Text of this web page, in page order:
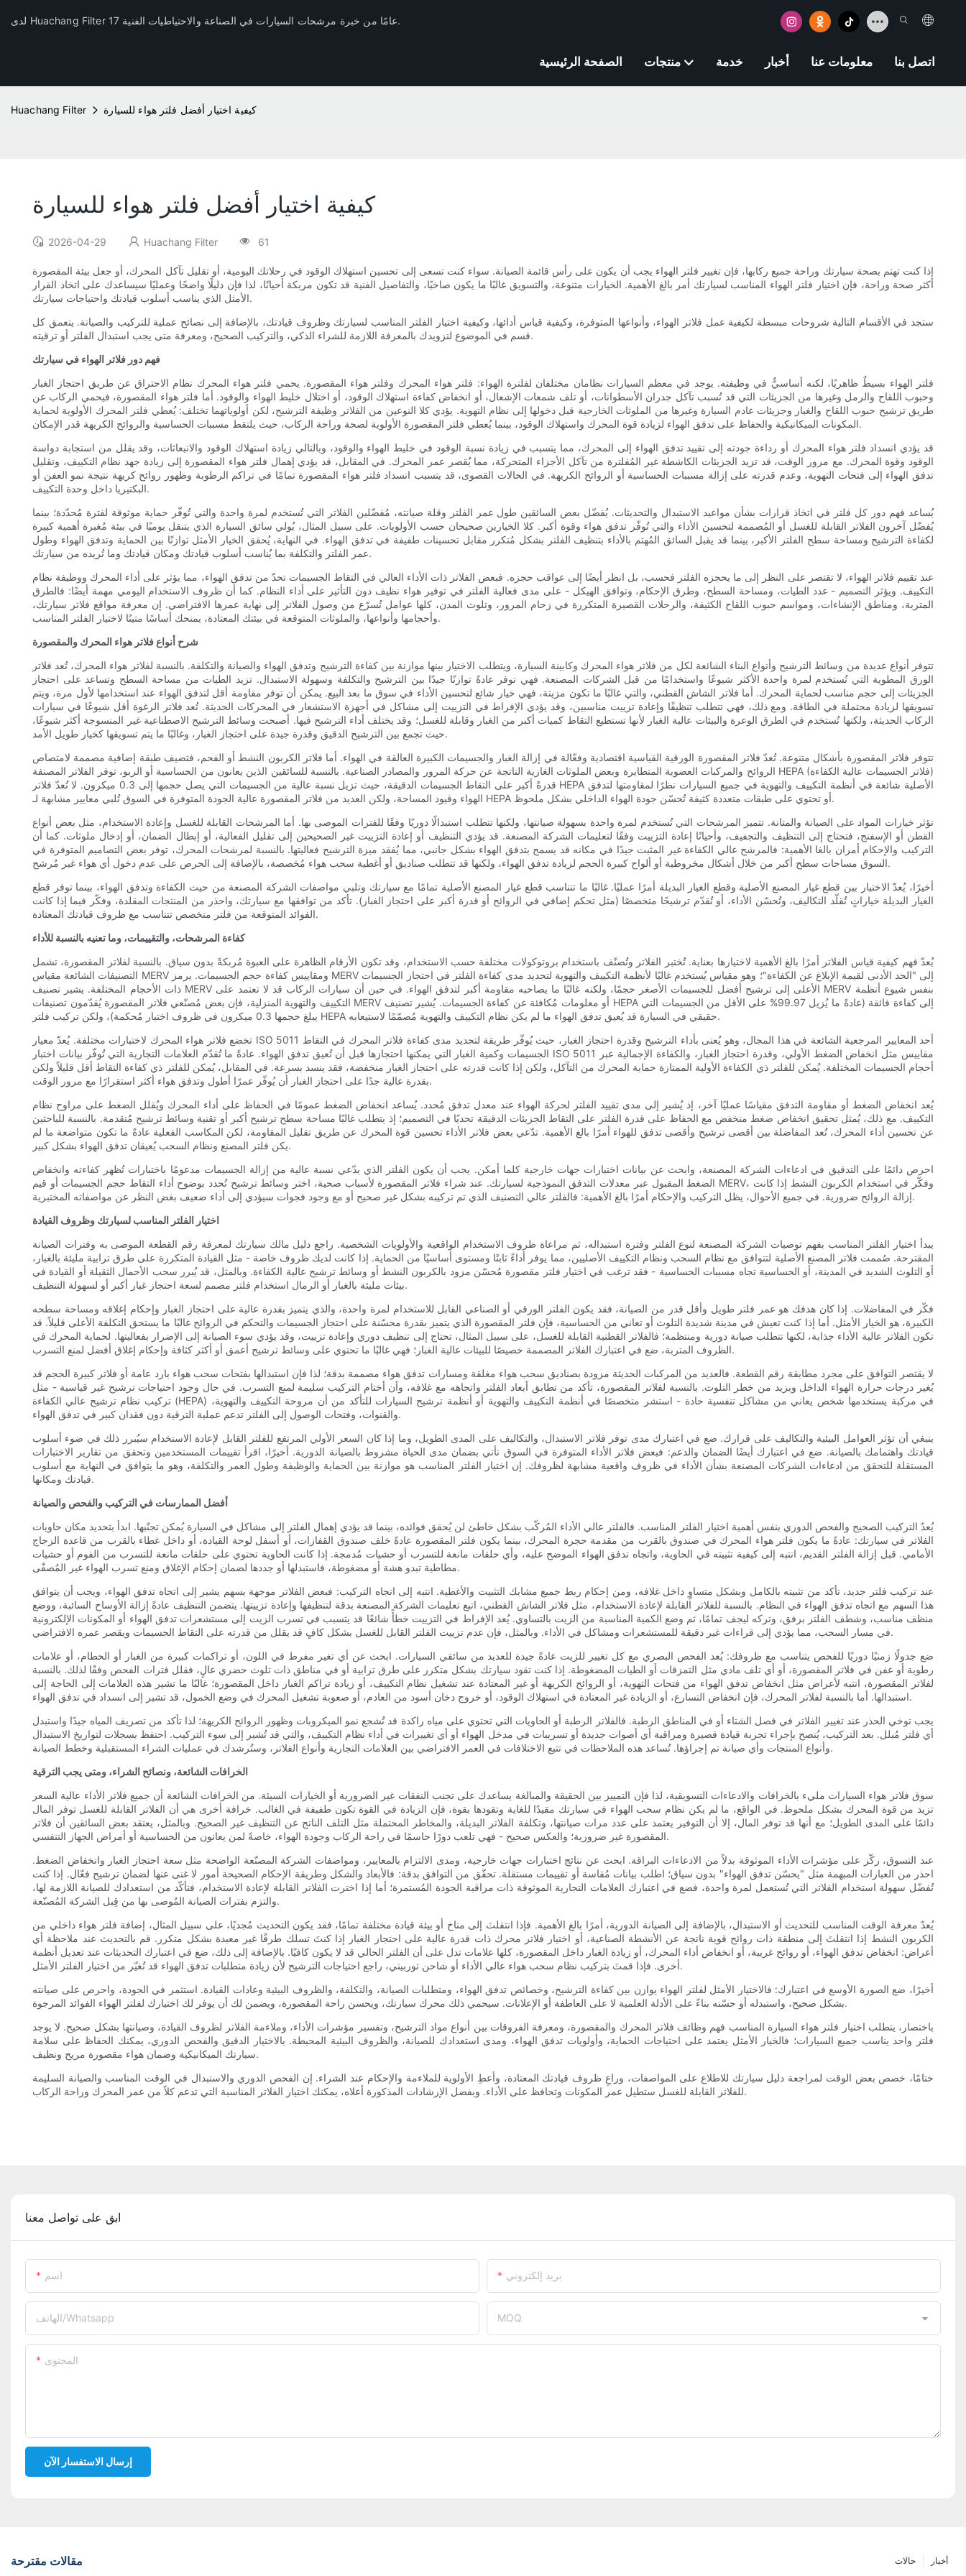
لدى Huachang Filter 17 عامًا من خبرة مرشحات السيارات في الصناعة والاحتياطيات الفنية.
الصفحة الرئيسية منتجات خدمة أخبار معلومات عنا اتصل بنا
Huachang Filter كيفية اختيار أفضل فلتر هواء للسيارة
كيفية اختيار أفضل فلتر هواء للسيارة
2026-04-29 Huachang Filter 61
إذا كنت تهتم بصحة سيارتك وراحة جميع ركابها، فإن تغيير فلتر الهواء يجب أن يكون على رأس قائمة الصيانة. سواء كنت تسعى إلى تحسين استهلاك الوقود في رحلاتك اليومية، أو تقليل تآكل المحرك، أو جعل بيئة المقصورة
أكثر صحة وراحة، فإن اختيار فلتر الهواء المناسب لسيارتك أمر بالغ الأهمية. الخيارات متنوعة، والتسويق غالبًا ما يكون صاخبًا، والتفاصيل الفنية قد تكون مربكة أحيانًا، لذا فإن دليلًا واضحًا وعمليًا سيساعدك على اتخاذ القرار
الأمثل الذي يناسب أسلوب قيادتك واحتياجات سيارتك.
ستجد في الأقسام التالية شروحات مبسطة لكيفية عمل فلاتر الهواء، وأنواعها المتوفرة، وكيفية قياس أدائها، وكيفية اختيار الفلتر المناسب لسيارتك وظروف قيادتك، بالإضافة إلى نصائح عملية للتركيب والصيانة. يتعمق كل
قسم في الموضوع لتزويدك بالمعرفة اللازمة للشراء الذكي، والتركيب الصحيح، ومعرفة متى يجب استبدال الفلتر أو ترقيته.
فهم دور فلاتر الهواء في سيارتك
فلتر الهواء بسيطٌ ظاهريًا، لكنه أساسيٌّ في وظيفته. يوجد في معظم السيارات نظامان مختلفان لفلترة الهواء: فلتر هواء المحرك وفلتر هواء المقصورة. يحمي فلتر هواء المحرك نظام الاحتراق عن طريق احتجاز الغبار
وحبوب اللقاح والرمل وغيرها من الجزيئات التي قد تُسبب تآكل جدران الأسطوانات، أو تلف شمعات الإشعال، أو انخفاض كفاءة استهلاك الوقود، أو اختلال خليط الهواء والوقود. أما فلتر هواء المقصورة، فيحمي الركاب عن
طريق ترشيح حبوب اللقاح والغبار وجزيئات عادم السيارة وغيرها من الملوثات الخارجية قبل دخولها إلى نظام التهوية. يؤدي كلا النوعين من الفلاتر وظيفة الترشيح، لكن أولوياتهما تختلف: يُعطي فلتر المحرك الأولوية لحماية
المكونات الميكانيكية والحفاظ على تدفق الهواء لزيادة قوة المحرك واستهلاك الوقود، بينما يُعطي فلتر المقصورة الأولوية لصحة وراحة الركاب، حيث يلتقط مسببات الحساسية والروائح الكريهة قدر الإمكان.
قد يؤدي انسداد فلتر هواء المحرك أو رداءة جودته إلى تقييد تدفق الهواء إلى المحرك، مما يتسبب في زيادة نسبة الوقود في خليط الهواء والوقود، وبالتالي زيادة استهلاك الوقود والانبعاثات، وقد يقلل من استجابة دواسة
الوقود وقوة المحرك. مع مرور الوقت، قد تزيد الجزيئات الكاشطة غير المُفلترة من تآكل الأجزاء المتحركة، مما يُقصر عمر المحرك. في المقابل، قد يؤدي إهمال فلتر هواء المقصورة إلى زيادة جهد نظام التكييف، وتقليل
تدفق الهواء إلى فتحات التهوية، وعدم قدرته على إزالة مسببات الحساسية أو الروائح الكريهة. في الحالات القصوى، قد يتسبب انسداد فلتر هواء المقصورة تمامًا في تراكم الرطوبة وظهور روائح كريهة نتيجة نمو العفن أو
البكتيريا داخل وحدة التكييف.
يُساعد فهم دور كل فلتر في اتخاذ قرارات بشأن مواعيد الاستبدال والتحديثات. يُفضّل بعض السائقين طول عمر الفلتر وقلة صيانته، مُفضّلين الفلاتر التي تُستخدم لمرة واحدة والتي تُوفّر حماية موثوقة لفترة مُحدّدة؛ بينما
يُفضّل آخرون الفلاتر القابلة للغسل أو المُصممة لتحسين الأداء والتي تُوفّر تدفق هواء وقوة أكبر. كلا الخيارين صحيحان حسب الأولويات. على سبيل المثال، يُولي سائق السيارة الذي يتنقل يوميًا في بيئة مُغبرة أهمية كبيرة
لكفاءة الترشيح ومساحة سطح الفلتر الأكبر، بينما قد يقبل السائق المُهتم بالأداء بتنظيف الفلتر بشكل مُتكرر مقابل تحسينات طفيفة في تدفق الهواء. في النهاية، يُحقق الخيار الأمثل توازنًا بين الحماية وتدفق الهواء وطول
عمر الفلتر والتكلفة بما يُناسب أسلوب قيادتك ومكان قيادتك وما تُريده من سيارتك.
عند تقييم فلاتر الهواء، لا تقتصر على النظر إلى ما يحجزه الفلتر فحسب، بل انظر أيضًا إلى عواقب حجزه. فبعض الفلاتر ذات الأداء العالي في التقاط الجسيمات تحدّ من تدفق الهواء، مما يؤثر على أداء المحرك ووظيفة نظام
التكييف. ويؤثر التصميم - عدد الطيات، ومساحة السطح، وطرق الإحكام، وتوافق الهيكل - على مدى فعالية الفلتر في توفير هواء نظيف دون التأثير على أداء النظام. كما أن ظروف الاستخدام اليومي مهمة أيضًا: فالطرق
المتربة، ومناطق الإنشاءات، ومواسم حبوب اللقاح الكثيفة، والرحلات القصيرة المتكررة في زحام المرور، وتلوث المدن، كلها عوامل تُسرّع من وصول الفلاتر إلى نهاية عمرها الافتراضي. إن معرفة مواقع فلاتر سيارتك،
وأحجامها وأنواعها، والملوثات المتوقعة في بيئتك المعتادة، يمنحك أساسًا متينًا لاختيار الفلتر المناسب.
شرح أنواع فلاتر هواء المحرك والمقصورة
تتوفر أنواع عديدة من وسائط الترشيح وأنواع البناء الشائعة لكل من فلاتر هواء المحرك وكابينة السيارة، ويتطلب الاختيار بينها موازنة بين كفاءة الترشيح وتدفق الهواء والصيانة والتكلفة. بالنسبة لفلاتر هواء المحرك، تُعد فلاتر
الورق المطوية التي تُستخدم لمرة واحدة الأكثر شيوعًا واستخدامًا من قبل الشركات المصنعة. فهي توفر عادةً توازنًا جيدًا بين الترشيح والتكلفة وسهولة الاستبدال. تزيد الطيات من مساحة السطح وتساعد على احتجاز
الجزيئات إلى حجم مناسب لحماية المحرك. أما فلاتر الشاش القطني، والتي غالبًا ما تكون مزيتة، فهي خيار شائع لتحسين الأداء في سوق ما بعد البيع. يمكن أن توفر مقاومة أقل لتدفق الهواء عند استخدامها لأول مرة، ويتم
تسويقها لزيادة محتملة في الطاقة. ومع ذلك، فهي تتطلب تنظيفًا وإعادة تزييت مناسبين، وقد يؤدي الإفراط في التزييت إلى مشاكل في أجهزة الاستشعار في المحركات الحديثة. تُعد فلاتر الرغوة أقل شيوعًا في سيارات
الركاب الحديثة، ولكنها تُستخدم في الطرق الوعرة والبيئات عالية الغبار لأنها تستطيع التقاط كميات أكبر من الغبار وقابلة للغسل؛ وقد يختلف أداء الترشيح فيها. أصبحت وسائط الترشيح الاصطناعية غير المنسوجة أكثر شيوعًا،
حيث تجمع بين الترشيح الدقيق وقدرة جيدة على احتجاز الغبار، وغالبًا ما يتم تسويقها كخيار طويل الأمد.
تتوفر فلاتر المقصورة بأشكال متنوعة. تُعدّ فلاتر المقصورة الورقية القياسية اقتصادية وفعّالة في إزالة الغبار والجسيمات الكبيرة العالقة في الهواء. أما فلاتر الكربون النشط أو الفحم، فتضيف طبقة إضافية مصممة لامتصاص
الروائح والمركبات العضوية المتطايرة وبعض الملوثات الغازية الناتجة عن حركة المرور والمصادر الصناعية. بالنسبة للسائقين الذين يعانون من الحساسية أو الربو، توفر الفلاتر المصنفة HEPA (فلاتر الجسيمات عالية الكفاءة)
قدرةً أكبر على التقاط الجسيمات الدقيقة، حيث تزيل نسبة عالية من الجسيمات التي يصل حجمها إلى 0.3 ميكرون. لا تُعدّ فلاتر HEPA الأصلية شائعة في أنظمة التكييف والتهوية في جميع السيارات نظرًا لمقاومتها لتدفق
الهواء وقيود المساحة، ولكن العديد من فلاتر المقصورة عالية الجودة المتوفرة في السوق تُلبي معايير مشابهة لـ HEPA أو تحتوي على طبقات متعددة كثيفة تُحسّن جودة الهواء الداخلي بشكل ملحوظ.
تؤثر خيارات المواد على الصيانة والمتانة. تتميز المرشحات التي تُستخدم لمرة واحدة بسهولة صيانتها، ولكنها تتطلب استبدالًا دوريًا وفقًا للفترات الموصى بها. أما المرشحات القابلة للغسل وإعادة الاستخدام، مثل بعض أنواع
القطن أو الإسفنج، فتحتاج إلى التنظيف والتجفيف، وأحيانًا إعادة التزييت وفقًا لتعليمات الشركة المصنعة. قد يؤدي التنظيف أو إعادة التزييت غير الصحيحين إلى تقليل الفعالية، أو إبطال الضمان، أو إدخال ملوثات. كما أن
التركيب والإحكام أمران بالغا الأهمية: فالمرشح عالي الكفاءة غير المثبت جيدًا في مكانه قد يسمح بتدفق الهواء بشكل جانبي، مما يُفقد ميزة الترشيح فعاليتها. بالنسبة لمرشحات المحرك، توفر بعض التصاميم المتوفرة في
السوق مساحات سطح أكبر من خلال أشكال مخروطية أو ألواح كبيرة الحجم لزيادة تدفق الهواء، ولكنها قد تتطلب صناديق أو أغطية سحب هواء مُخصصة، بالإضافة إلى الحرص على عدم دخول أي هواء غير مُرشح.
أخيرًا، يُعدّ الاختيار بين قطع غيار المصنع الأصلية وقطع الغيار البديلة أمرًا عمليًا. غالبًا ما تتناسب قطع غيار المصنع الأصلية تمامًا مع سيارتك وتلبي مواصفات الشركة المصنعة من حيث الكفاءة وتدفق الهواء، بينما توفر قطع
الغيار البديلة خياراتٍ تُقلّد التكاليف، وتُحسّن الأداء، أو تُقدّم ترشيحًا متخصصًا (مثل تحكم إضافي في الروائح أو قدرة أكبر على احتجاز الغبار). تأكد من توافقها مع سيارتك، واحذر من المنتجات المقلدة، وفكّر فيما إذا كانت
الفوائد المتوقعة من فلتر متخصص تتناسب مع ظروف قيادتك المعتادة.
كفاءة المرشحات، والتقييمات، وما تعنيه بالنسبة للأداء
يُعدّ فهم كيفية قياس الفلاتر أمرًا بالغ الأهمية لاختيارها بعناية. تُختبر الفلاتر وتُصنّف باستخدام بروتوكولات مختلفة حسب الاستخدام، وقد تكون الأرقام الظاهرة على العبوة مُربكةً بدون سياق. بالنسبة لفلاتر المقصورة، تشمل
التصنيفات الشائعة مقياس MERV ومقاييس كفاءة حجم الجسيمات. يرمز MERV إلى "الحد الأدنى لقيمة الإبلاغ عن الكفاءة"؛ وهو مقياس يُستخدم غالبًا لأنظمة التكييف والتهوية لتحديد مدى كفاءة الفلتر في احتجاز الجسيمات
ذات الأحجام المختلفة. يشير تصنيف MERV الأعلى إلى ترشيح أفضل للجسيمات الأصغر حجمًا، ولكنه غالبًا ما يصاحبه مقاومة أكبر لتدفق الهواء. في حين أن سيارات الركاب قد لا تعتمد على MERV بنفس شيوع أنظمة
التكييف والتهوية المنزلية، فإن بعض مُصنّعي فلاتر المقصورة يُقدّمون تصنيفات MERV أو معلومات مُكافئة عن كفاءة الجسيمات. يُشير تصنيف HEPA إلى كفاءة فائقة (عادةً ما يُزيل 99.97% على الأقل من الجسيمات التي
يبلغ حجمها 0.3 ميكرون في ظروف اختبار مُحكمة)، ولكن تركيب فلتر HEPA حقيقي في السيارة قد يُعيق تدفق الهواء ما لم يكن نظام التكييف والتهوية مُصمّمًا لاستيعابه.
تخضع فلاتر هواء المحرك لاختبارات مختلفة. يُعدّ معيار ISO 5011 أحد المعايير المرجعية الشائعة في هذا المجال، وهو يُعنى بأداء الترشيح وقدرة احتجاز الغبار، حيث يُوفّر طريقة لتحديد مدى كفاءة فلاتر المحرك في التقاط
الجسيمات وكمية الغبار التي يمكنها احتجازها قبل أن تُعيق تدفق الهواء. عادةً ما تُقدّم العلامات التجارية التي تُوفّر بيانات اختبار ISO 5011 مقاييس مثل انخفاض الضغط الأولي، وقدرة احتجاز الغبار، والكفاءة الإجمالية عبر
أحجام الجسيمات المختلفة. يُمكن للفلتر ذي الكفاءة الأولية الممتازة حماية المحرك من التآكل، ولكن إذا كانت قدرته على احتجاز الغبار منخفضة، فقد ينسد بسرعة. في المقابل، يُمكن للفلتر ذي كفاءة التقاط أقل قليلاً ولكن
بقدرة عالية جدًا على احتجاز الغبار أن يُوفّر عمرًا أطول وتدفق هواء أكثر استقرارًا مع مرور الوقت.
يُعد انخفاض الضغط أو مقاومة التدفق مقياسًا عمليًا آخر، إذ يُشير إلى مدى تقييد الفلتر لحركة الهواء عند معدل تدفق مُحدد. يُساعد انخفاض الضغط عمومًا في الحفاظ على أداء المحرك ويُقلل الضغط على مراوح نظام
التكييف. مع ذلك، يُمثل تحقيق انخفاض ضغط منخفض مع الحفاظ على قدرة الفلتر على التقاط الجزيئات الدقيقة تحديًا في التصميم؛ إذ يتطلب غالبًا مساحة سطح ترشيح أكبر أو تقنية وسائط ترشيح مُتقدمة. بالنسبة للباحثين
عن تحسين أداء المحرك، تُعد المفاضلة بين أقصى ترشيح وأقصى تدفق للهواء أمرًا بالغ الأهمية. تدّعي بعض فلاتر الأداء تحسين قوة المحرك عن طريق تقليل المقاومة، لكن المكاسب الفعلية عادةً ما تكون متواضعة ما لم
يكن فلتر المصنع ونظام السحب يُعيقان تدفق الهواء بشكل كبير.
احرص دائمًا على التدقيق في ادعاءات الشركة المصنعة، وابحث عن بيانات اختبارات جهات خارجية كلما أمكن. يجب أن يكون الفلتر الذي يدّعي نسبة عالية من إزالة الجسيمات مدعومًا باختبارات تُظهر كفاءته وانخفاض
الضغط المقبول عبر معدلات التدفق النموذجية لسيارتك. عند شراء فلاتر المقصورة لأسباب صحية، اختر وسائط ترشيح تُحدد بوضوح أداء التقاط حجم الجسيمات أو قيم MERV، وفكّر في استخدام الكربون النشط إذا كانت
إزالة الروائح ضرورية. في جميع الأحوال، يظل التركيب والإحكام أمرًا بالغ الأهمية: فالفلتر عالي التصنيف الذي تم تركيبه بشكل غير صحيح أو مع وجود فجوات سيؤدي إلى أداء ضعيف بغض النظر عن مواصفاته المختبرية.
اختيار الفلتر المناسب لسيارتك وظروف القيادة
يبدأ اختيار الفلتر المناسب بفهم توصيات الشركة المصنعة لنوع الفلتر وفترة استبداله، ثم مراعاة ظروف الاستخدام الواقعية والأولويات الشخصية. راجع دليل مالك سيارتك لمعرفة رقم القطعة الموصى به وفترات الصيانة
المقترحة. صُممت فلاتر المصنع الأصلية لتتوافق مع نظام السحب ونظام التكييف الأصليين، مما يوفر أداءً ثابتًا ومستوى أساسيًا من الحماية. إذا كانت لديك ظروف خاصة - مثل القيادة المتكررة على طرق ترابية مليئة بالغبار،
أو التلوث الشديد في المدينة، أو الحساسية تجاه مسببات الحساسية - فقد ترغب في اختيار فلتر مقصورة مُحسّن مزود بالكربون النشط أو وسائط ترشيح عالية الكفاءة. وبالمثل، قد يُبرر سحب الأحمال الثقيلة أو القيادة في
بيئات مليئة بالغبار أو الرمال استخدام فلتر مصمم لسعة احتجاز غبار أكبر أو لسهولة التنظيف.
فكّر في المفاضلات. إذا كان هدفك هو عمر فلتر طويل وأقل قدر من الصيانة، فقد يكون الفلتر الورقي أو الصناعي القابل للاستخدام لمرة واحدة، والذي يتميز بقدرة عالية على احتجاز الغبار وإحكام إغلاقه ومساحة سطحه
الكبيرة، هو الخيار الأمثل. أما إذا كنت تعيش في مدينة شديدة التلوث أو تعاني من الحساسية، فإن فلتر المقصورة الذي يتميز بقدرة محسّنة على احتجاز الجسيمات والتحكم في الروائح غالبًا ما يستحق التكلفة الأعلى قليلاً. قد
تكون الفلاتر عالية الأداء جذابة، لكنها تتطلب صيانة دورية ومنتظمة؛ فالفلاتر القطنية القابلة للغسل، على سبيل المثال، تحتاج إلى تنظيف دوري وإعادة تزييت، وقد يؤدي سوء الصيانة إلى الإضرار بفعاليتها. لحماية المحرك في
الظروف المتربة، ضع في اعتبارك الفلاتر المصممة خصيصًا للبيئات عالية الغبار؛ فهي غالبًا ما تحتوي على وسائط ترشيح أعمق أو أكثر كثافة وإحكام إغلاق أفضل لمنع التسرب.
لا يقتصر التوافق على مجرد مطابقة رقم القطعة. فالعديد من المركبات الحديثة مزودة بصناديق سحب هواء مغلقة ومسارات تدفق هواء مصممة بدقة؛ لذا فإن استبدالها بفتحات سحب هواء بارد عامة أو فلاتر كبيرة الحجم قد
يُغير درجات حرارة الهواء الداخل ويزيد من خطر التلوث. بالنسبة لفلاتر المقصورة، تأكد من تطابق أبعاد الفلتر واتجاهه مع غلافه، وأن أختام التركيب سليمة لمنع التسرب. في حال وجود احتياجات ترشيح غير قياسية - مثل
تركيب نظام ترشيح عالي الكفاءة (HEPA) في مركبة يستخدمها شخص يعاني من مشاكل تنفسية حادة - استشر متخصصًا في أنظمة التكييف والتهوية أو أنظمة ترشيح السيارات للتأكد من أن مروحة التكييف والتهوية،
والقنوات، وفتحات الوصول إلى الفلتر تدعم عملية الترقية دون فقدان كبير في تدفق الهواء.
ينبغي أن تؤثر العوامل البيئية والتكاليف على قرارك. ضع في اعتبارك مدى توفر فلاتر الاستبدال، والتكاليف على المدى الطويل، وما إذا كان السعر الأولي المرتفع للفلتر القابل لإعادة الاستخدام سيُبرر ذلك في ضوء أسلوب
قيادتك واهتمامك بالصيانة. ضع في اعتبارك أيضًا الضمان والدعم: فبعض فلاتر الأداء المتوفرة في السوق تأتي بضمان مدى الحياة مشروط بالصيانة الدورية. أخيرًا، اقرأ تقييمات المستخدمين وتحقق من تقارير الاختبارات
المستقلة للتحقق من ادعاءات الشركات المصنعة بشأن الأداء في ظروف واقعية مشابهة لظروفك. إن اختيار الفلتر المناسب هو موازنة بين الحماية والوظيفة وطول العمر والتكلفة، وهو ما يتوافق في النهاية مع أسلوب
قيادتك ومكانها.
أفضل الممارسات في التركيب والفحص والصيانة
يُعدّ التركيب الصحيح والفحص الدوري بنفس أهمية اختيار الفلتر المناسب. فالفلتر عالي الأداء المُركّب بشكل خاطئ لن يُحقق فوائده، بينما قد يؤدي إهمال الفلتر إلى مشاكل في السيارة يُمكن تجنّبها. ابدأ بتحديد مكان حاويات
الفلاتر في سيارتك: عادةً ما يكون فلتر هواء المحرك في صندوق بالقرب من مقدمة حجرة المحرك، بينما يكون فلتر المقصورة عادةً خلف صندوق القفازات، أو أسفل لوحة القيادة، أو داخل غطاء بالقرب من قاعدة الزجاج
الأمامي. قبل إزالة الفلتر القديم، انتبه إلى كيفية تثبيته في الحاوية، واتجاه تدفق الهواء الموضح عليه، وأي حلقات مانعة للتسرب أو حشيات مُدمجة. إذا كانت الحاوية تحتوي على حلقات مانعة للتسرب من الفوم أو حشيات
مطاطية تبدو هشة أو مضغوطة، فاستبدلها أو جددها لضمان إحكام الإغلاق ومنع تسرب الهواء غير المُصفّى.
عند تركيب فلتر جديد، تأكد من تثبيته بالكامل وبشكل متساوٍ داخل غلافه، ومن إحكام ربط جميع مشابك التثبيت والأغطية. انتبه إلى اتجاه التركيب: فبعض الفلاتر موجهة بسهم يشير إلى اتجاه تدفق الهواء، ويجب أن يتوافق
هذا السهم مع اتجاه تدفق الهواء في النظام. بالنسبة للفلاتر القابلة لإعادة الاستخدام، مثل فلاتر الشاش القطني، اتبع تعليمات الشركة المصنعة بدقة لتنظيفها وإعادة تزييتها. يتضمن التنظيف عادةً إزالة الأوساخ السائبة، ووضع
منظف مناسب، وشطف الفلتر برفق، وتركه ليجف تمامًا، ثم وضع الكمية المناسبة من الزيت بالتساوي. يُعد الإفراط في التزييت خطأً شائعًا قد يتسبب في تسرب الزيت إلى مستشعرات تدفق الهواء أو المكونات الإلكترونية
في مسار السحب، مما يؤدي إلى قراءات غير دقيقة للمستشعرات ومشاكل في الأداء. وبالمثل، فإن عدم تزييت الفلتر القابل للغسل بشكل كافٍ قد يقلل من قدرته على التقاط الجسيمات ويقصر عمره الافتراضي.
ضع جدولًا زمنيًا دوريًا للفحص يتناسب مع ظروفك: يُعد الفحص البصري مع كل تغيير للزيت عادةً جيدة للعديد من سائقي السيارات. ابحث عن أي تغير مفرط في اللون، أو تراكمات كبيرة من الغبار أو الحطام، أو علامات
رطوبة أو عفن في فلاتر المقصورة، أو أي تلف مادي مثل التمزقات أو الطيات المضغوطة. إذا كنت تقود سيارتك بشكل متكرر على طرق ترابية أو في مناطق ذات تلوث حضري عالٍ، فقلل فترات الفحص وفقًا لذلك. بالنسبة
لفلاتر المقصورة، انتبه لأعراض مثل انخفاض تدفق الهواء من فتحات التهوية، أو الروائح الكريهة أو غير المعتادة عند تشغيل نظام التكييف، أو زيادة تراكم الغبار داخل المقصورة؛ غالبًا ما تشير هذه العلامات إلى الحاجة إلى
استبدالها. أما بالنسبة لفلاتر المحرك، فإن انخفاض التسارع، أو الزيادة غير المعتادة في استهلاك الوقود، أو خروج دخان أسود من العادم، أو صعوبة تشغيل المحرك في وضع الخمول، قد تشير إلى انسداد في تدفق الهواء.
يجب توخي الحذر عند تغيير الفلاتر في فصل الشتاء أو في المناطق الرطبة. فالفلاتر الرطبة أو الحاويات التي تحتوي على مياه راكدة قد تُشجع نمو الميكروبات وظهور الروائح الكريهة؛ لذا تأكد من تصريف المياه جيدًا واستبدل
أي فلتر مُبلل. بعد التركيب، يُنصح بإجراء تجربة قيادة قصيرة ومراقبة أي أصوات جديدة أو تسريبات في مدخل الهواء أو أي تغييرات في أداء نظام التكييف، والتي قد تُشير إلى سوء التركيب. احتفظ بسجلات لتواريخ الاستبدال
وأنواع المنتجات وأي صيانة تم إجراؤها. تُساعد هذه الملاحظات في تتبع الاختلافات في العمر الافتراضي بين العلامات التجارية وأنواع الفلاتر، وستُرشدك في عمليات الشراء المستقبلية وخطط الصيانة.
الخرافات الشائعة، ونصائح الشراء، ومتى يجب الترقية
سوق فلاتر هواء السيارات مليء بالخرافات والادعاءات التسويقية، لذا فإن التمييز بين الحقيقة والمبالغة يساعدك على تجنب النفقات غير الضرورية أو الخيارات السيئة. من الخرافات الشائعة أن جميع فلاتر الأداء عالية السعر
تزيد من قوة المحرك بشكل ملحوظ. في الواقع، ما لم يكن نظام سحب الهواء في سيارتك مقيدًا للغاية وتقودها بقوة، فإن الزيادة في القوة تكون طفيفة في الغالب. خرافة أخرى هي أن الفلاتر القابلة للغسل توفر المال
دائمًا على المدى الطويل؛ مع أنها قد توفر المال، إلا أن التوفير يعتمد على عدد مرات صيانتها، وتكلفة الفلاتر البديلة، والمخاطر المحتملة مثل التلف الناتج عن التنظيف غير الصحيح. وبالمثل، يعتقد بعض السائقين أن فلاتر
المقصورة غير ضرورية؛ والعكس صحيح - فهي تلعب دورًا حاسمًا في راحة الركاب وجودة الهواء، خاصةً لمن يعانون من الحساسية أو أمراض الجهاز التنفسي.
عند التسوق، ركّز على مؤشرات الأداء الموثوقة بدلاً من الادعاءات البراقة. ابحث عن نتائج اختبارات جهات خارجية، ومدى الالتزام بالمعايير، ومواصفات الشركة المصنّعة الواضحة مثل سعة احتجاز الغبار وانخفاض الضغط.
احذر من العبارات المبهمة مثل "يحسّن تدفق الهواء" بدون سياق؛ اطلب بيانات مُقاسة أو تقييمات مستقلة. تحقّق من التوافق بدقة: فالأبعاد والشكل وطريقة الإحكام الصحيحة أمور لا غنى عنها لضمان ترشيح فعّال. إذا كنت
تُفضّل سهولة استخدام الفلاتر التي تُستعمل لمرة واحدة، فضع في اعتبارك العلامات التجارية الموثوقة ذات مراقبة الجودة المُستمرة؛ أما إذا اخترت الفلاتر القابلة لإعادة الاستخدام، فتأكّد من استعدادك للصيانة اللازمة لها،
والتزم بفترات الصيانة المُوصى بها من قِبل الشركة المُصنّعة.
يُعدّ معرفة الوقت المناسب للتحديث أو الاستبدال، بالإضافة إلى الصيانة الدورية، أمرًا بالغ الأهمية. فإذا انتقلتَ إلى مناخ أو بيئة قيادة مختلفة تمامًا، فقد يكون التحديث مُجديًا، على سبيل المثال، إضافة فلتر هواء داخلي من
الكربون النشط إذا انتقلتَ إلى منطقة ذات روائح قوية ناتجة عن الأنشطة الصناعية، أو اختيار فلاتر محرك ذات قدرة عالية على احتجاز الغبار إذا كنتَ تسلك طرقًا غير معبدة بشكل متكرر. قم بالتحديث عند ملاحظة أي
أعراض: انخفاض تدفق الهواء، أو روائح غريبة، أو انخفاض أداء المحرك، أو زيادة الغبار داخل المقصورة، كلها علامات تدل على أن الفلتر الحالي قد لا يكون كافيًا. بالإضافة إلى ذلك، ضع في اعتبارك التحديثات عند تعديل أنظمة
أخرى. فإذا قمتَ بتركيب نظام سحب هواء عالي الأداء أو شاحن توربيني، راجع احتياجات الترشيح لأن زيادة متطلبات تدفق الهواء قد تُغيّر من اختيار الفلتر الأمثل.
أخيرًا، ضع الصورة الأوسع في اعتبارك: فالاختيار الأمثل لفلتر الهواء يوازن بين كفاءة الترشيح، وخصائص تدفق الهواء، ومتطلبات الصيانة، والتكلفة، والظروف البيئية وعادات القيادة. استثمر في الجودة، واحرص على صيانته
بشكل صحيح، واستبدله أو حسّنه بناءً على الأدلة العلمية لا على العاطفة أو الإعلانات. سيحمي ذلك محرك سيارتك، ويحسن راحة المقصورة، ويضمن لك أن يوفر لك اختيارك لفلتر الهواء الفوائد المرجوة.
باختصار، يتطلب اختيار فلتر هواء السيارة المناسب فهم وظائف فلاتر المحرك والمقصورة، ومعرفة الفروقات بين أنواع مواد الترشيح، وتفسير مؤشرات الأداء، وملاءمة الفلاتر لظروف القيادة، وصيانتها بشكل صحيح. لا يوجد
فلتر واحد يناسب جميع السيارات؛ فالخيار الأمثل يعتمد على احتياجات الحماية، وأولويات تدفق الهواء، ومدى استعدادك للصيانة، والظروف البيئية المحيطة. بالاختيار الدقيق والفحص الدوري، يمكنك الحفاظ على سلامة
سيارتك الميكانيكية وضمان هواء مقصورة مريح ونظيف.
ختامًا، خصص بعض الوقت لمراجعة دليل سيارتك للاطلاع على المواصفات، وراعِ ظروف قيادتك المعتادة، وأعطِ الأولوية للملاءمة والإحكام عند الشراء. إن الفحص الدوري والاستبدال في الوقت المناسب والصيانة السليمة
للفلاتر القابلة للغسل ستطيل عمر المكونات وتحافظ على الأداء. وبفضل الإرشادات المذكورة أعلاه، يمكنك اختيار الفلاتر المناسبة التي تدعم كلاً من عمر المحرك وراحة الركاب.
ابق على تواصل معنا
اسم بريد إلكتروني
الهاتف/whatsapp MOQ
المحتوى
إرسال الاستفسار الآن
مقالات مقترحة أخبار حالات